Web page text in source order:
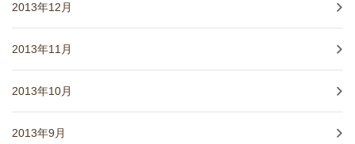
2013年12月
2013年11月
2013年10月
2013年9月